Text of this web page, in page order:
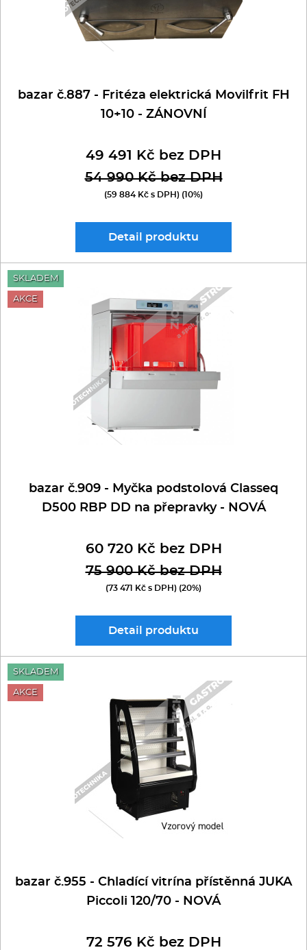
bazar č.887 - Fritéza elektrická Movilfrit FH
10+10 - ZÁNOVNÍ
49 491 Kč bez DPH
54 990 Kč bez DPH
(59 884 Kč s DPH) (10%)
Detail produktu
bazar č.909 - Myčka podstolová Classeq
D500 RBP DD na přepravky - NOVÁ
60 720 Kč bez DPH
75 900 Kč bez DPH
(73 471 Kč s DPH) (20%)
Detail produktu
SKLADEM
AKCE
bazar č.955 - Chladící vitrína přístěnná JUKA
Piccoli 120/70 - NOVÁ
72 576 Kč bez DPH
SKLADEM
AKCE